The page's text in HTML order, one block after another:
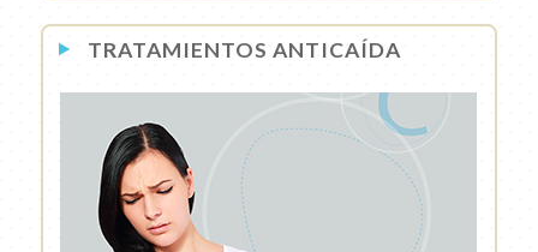
TRATAMIENTOS ANTICAÍDA